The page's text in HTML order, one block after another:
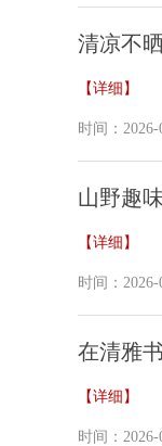
清凉不
【详细】
时间：2026-
山野趣
【详细】
时间：2026-
在清雅
【详细】
时间：2026-